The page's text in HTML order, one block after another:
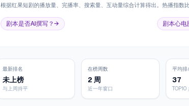
根据红果短剧的播放量、完播率、搜索量、互动量综合计算得出。热播指数
剧本是否AI撰写？→ 剧本心
最新排名
未上榜
与上周持平
在榜周数
2 周
近一年窗口
平均排
37
TOP10